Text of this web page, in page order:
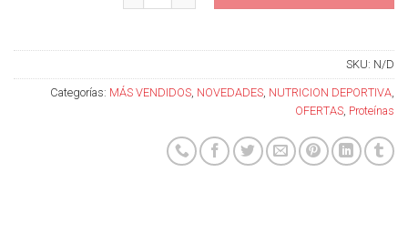
SKU: N/D
Categorías: MÁS VENDIDOS NOVEDADES NUTRICION DEPORTIVA
OFERTAS Proteínas